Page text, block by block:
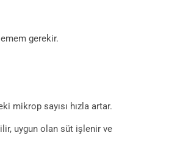
gerekir.
mikrop sayısı hızla artar.
uygun olan süt işlenir ve